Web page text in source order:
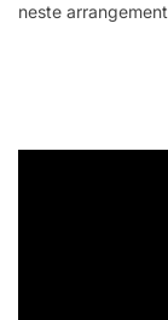
neste arrangement